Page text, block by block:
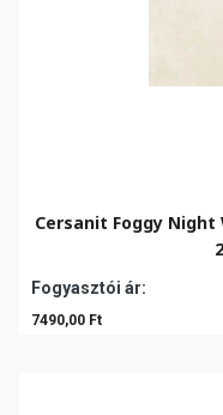
Cersanit Foggy
Fogyasztói ár:
7490,00 Ft